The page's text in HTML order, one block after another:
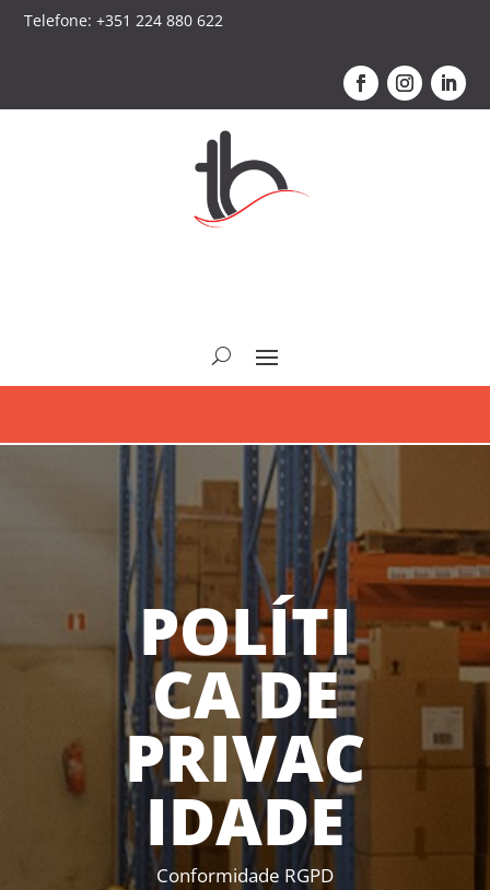
Telefone: +351 224 880 622
POLÍTI
CA DE
PRIVAC
IDADE
Conformidade RGPD